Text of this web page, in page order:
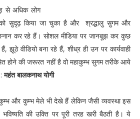
से अधिक लोग
सुदृढ़ किया जा चुका है और श्रद्धालु सुगम और
कर रहे हैं। सोशल मीडिया पर जानबूझ कर कुछ
झूठे वीडियो बना रहे हैं, शीध्र ही उन पर कार्यवाही
होने की जरूरत नहीं है वो महाकुम्भ सुगम तरीके आये
:महंत बालकनाथ योगी
और कुम्भ मेले भी देखे हैं लेकिन जैसी व्यवस्था इस
की उक्ति पर पूरी तरह खरी बैठती है। ये